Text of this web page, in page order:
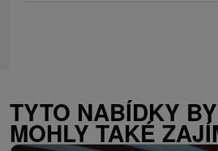
TYTO NABÍDKY
MOHLY TAKÉ